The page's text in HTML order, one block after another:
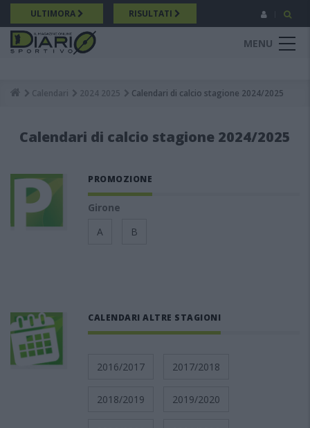
Salta
al
contenuto
principale
ULTIMORA RISULTATI
MENU
Breadcrumb
Calendari 2024 2025 Calendari di calcio stagione 2024/2025
Calendari di calcio stagione 2024/2025
PROMOZIONE
Girone
A
B
CALENDARI ALTRE STAGIONI
2016/2017 2017/2018
2018/2019 2019/2020